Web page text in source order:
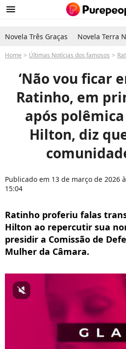
menu
Novela Três Graças Novela Terra
Home Últimas Notícias dos famosos
‘Não vou ficar
Ratinho, em
após
Hilton, diz
Publicado em 13 de março de 2026
15:04
Ratinho proferiu falas
Hilton ao repercutir sua
presidir a Comissão de
Mulher da Câmara.